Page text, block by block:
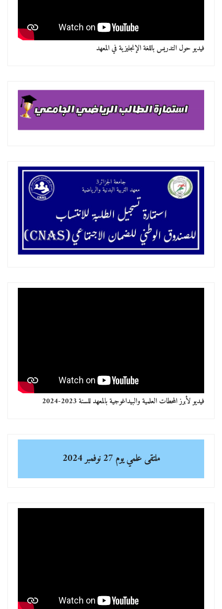
فيديو حول التدريس باللغة الإنجليزية في المعهد
فيديو لأبرز المحطات العلمية والبيداغوجية بالمعهد للسنة 2023-2024
ملتقى علمييوم 27 نوفمبر 2024